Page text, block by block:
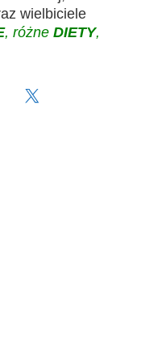
wielbiciele
, różne DIETY,